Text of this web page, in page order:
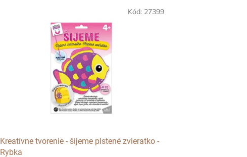
Kreatívne tvorenie - šijeme plstené zvieratko -
Rybka
Kód: 27399